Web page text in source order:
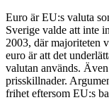
Euro är EU:s valuta
Sverige valde att inte
2003, där majoriteten
euro är att det
valutan används.
prisskillnader.
frihet eftersom EU:s